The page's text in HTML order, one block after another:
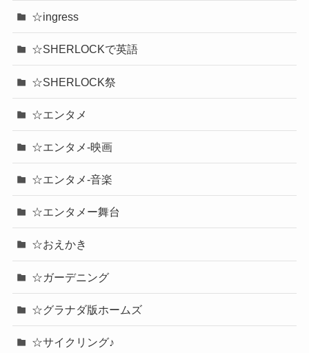
☆ingress
☆SHERLOCKで英語
☆SHERLOCK祭
☆エンタメ
☆エンタメ-映画
☆エンタメ-音楽
☆エンタメー舞台
☆おえかき
☆ガーデニング
☆グラナダ版ホームズ
☆サイクリング♪